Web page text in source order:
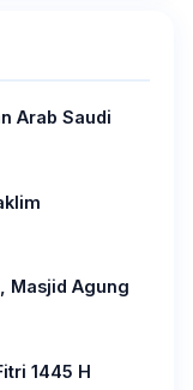
Arab Saudi
Masjid Agung
1445 H